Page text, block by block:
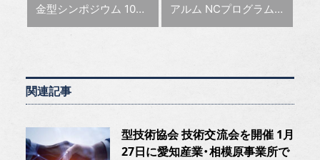
前の記事 :
金型シンポジウム 10月に開催延期 次の記事 :
アルム NCプログラム作成完全自動化へ
関連記事
型技術協会 技術交流会を開催 1月
27日に愛知産業・相模原事業所で